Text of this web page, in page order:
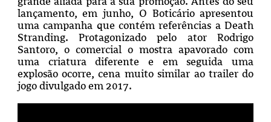
lançamento, em junho, O Boticário apresentou
uma campanha que contém referências a Death
Stranding. Protagonizado pelo ator Rodrigo
Santoro, o comercial o mostra apavorado com
uma criatura diferente e em seguida uma
explosão ocorre, cena muito similar ao trailer do
jogo divulgado em 2017.